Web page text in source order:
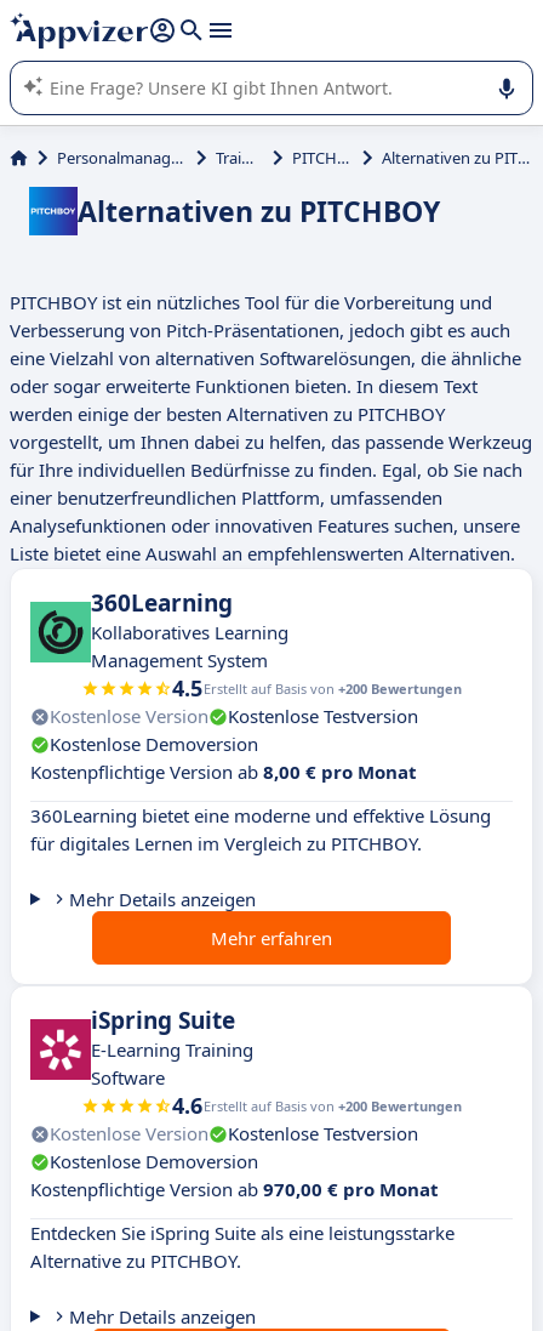
beantworten (mehrere Zeilen mit
Die KI von Appvizer führt Sie bei der Nutzung oder Auswahl
von SaaS-Software in Unternehmen.
Personalmanagement Training PITCHBOY Alternativen zu PITCHBOY
Alternativen zu PITCHBOY
PITCHBOY ist ein nützliches Tool für die Vorbereitung und
Verbesserung von Pitch-Präsentationen, jedoch gibt es auch
eine Vielzahl von alternativen Softwarelösungen, die ähnliche
oder sogar erweiterte Funktionen bieten. In diesem Text
werden einige der besten Alternativen zu PITCHBOY
vorgestellt, um Ihnen dabei zu helfen, das passende Werkzeug
für Ihre individuellen Bedürfnisse zu finden. Egal, ob Sie nach
einer benutzerfreundlichen Plattform, umfassenden
Analysefunktionen oder innovativen Features suchen, unsere
Liste bietet eine Auswahl an empfehlenswerten Alternativen.
360Learning
Kollaboratives Learning
Management System
4.5Erstellt auf Basis von +200 Bewertungen
Kostenlose Version
Kostenlose Testversion
Kostenlose Demoversion
Kostenpflichtige Version ab 8,00 € pro Monat
360Learning bietet eine moderne und effektive Lösung
für digitales Lernen im Vergleich zu PITCHBOY.
Mehr Details anzeigen
Mehr erfahren
iSpring Suite
E-Learning Training
Software
4.6Erstellt auf Basis von +200 Bewertungen
Kostenlose Version
Kostenlose Testversion
Kostenlose Demoversion
Kostenpflichtige Version ab 970,00 € pro Monat
Entdecken Sie iSpring Suite als eine leistungsstarke
Alternative zu PITCHBOY.
Mehr Details anzeigen